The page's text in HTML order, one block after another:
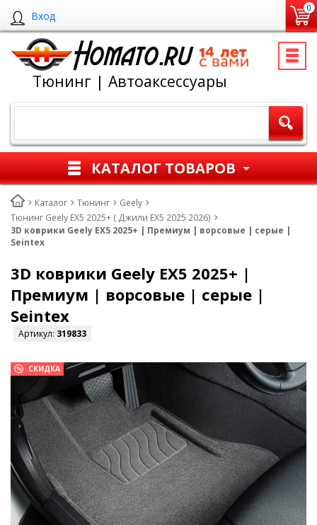
Вход
0
Тюнинг | Автоаксессуары
КАТАЛОГ ТОВАРОВ
Каталог Тюнинг
Geely
Тюнинг Geely EX5 2025+ ( Джили ЕХ5 2025 2026)
3D коврики Geely EX5 2025+ | Премиум | ворсовые | серые |
Seintex
3D коврики Geely EX5 2025+ |
Премиум | ворсовые | серые |
Seintex
Артикул: 319833
СКИДКА